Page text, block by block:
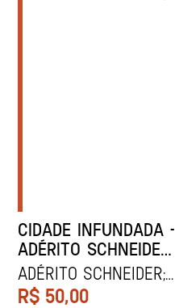
CIDADE INFUNDADA -
ADÉRITO SCHNEIDER
E FERNANDA MARRA
ADÉRITO SCHNEIDER;
FERNANDA MARRA
R$ 50,00